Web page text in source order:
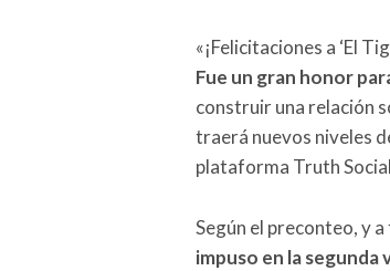
«¡Felicitaciones a ‘El
Fue un gran honor
construir una relación
traerá nuevos niveles
plataforma Truth
Según el preconteo, y
impuso en la segunda